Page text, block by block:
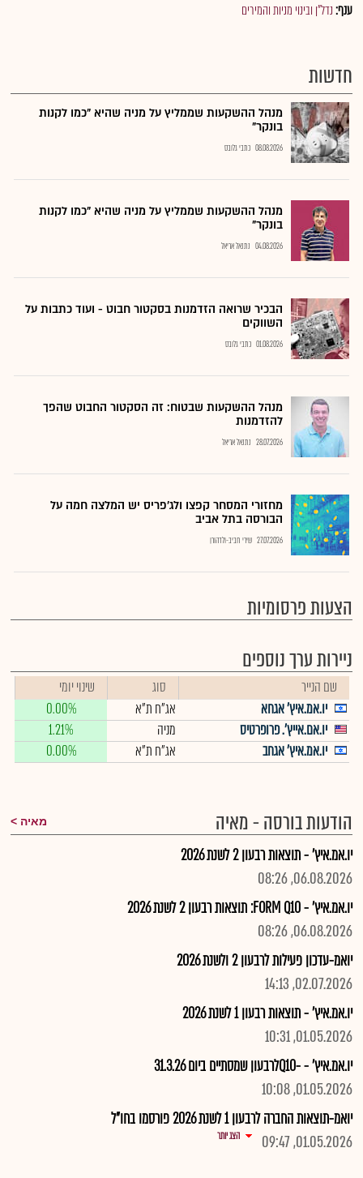
ענף:נדל"ן ובינוי מניות והמירים
חדשות
מנהל ההשקעות שממליץ על מניה שהיא "כמו לקנות
בונקר"
08.08.2026 כתבי גלובס
מנהל ההשקעות שממליץ על מניה שהיא "כמו לקנות
בונקר"
04.08.2026 נתנאל אריאל
הבכיר שרואה הזדמנות בסקטור חבוט - ועוד כתבות על
השווקים
01.08.2026 כתבי גלובס
מנהל ההשקעות שבטוח: זה הסקטור החבוט שהפך
להזדמנות
28.07.2026 נתנאל אריאל
מחזורי המסחר קפצו ולג'פריס יש המלצה חמה על
הבורסה בתל אביב
27.07.2026 שירי חביב-ולדהורן
הצעות פרסומיות
ניירות ערך נוספים
שם הנייר סוג
שינוי יומי
יו.אמ.איץ' אגחא
אג"ח ת"א
0.00%
יו.אם.אייץ'. פרופרטיס
מניה
1.21%
יו.אמ.איץ' אגחב
אג"ח ת"א 0.00%
הודעות בורסה - מאיה מאיה
יו.אמ.איץ' - תוצאות רבעון 2 לשנת 2026
06.08.2026, 08:26
יו.אמ.איץ' - FORM Q10: תוצאות רבעון 2 לשנת 2026
06.08.2026, 08:26
יואמ-עדכון פעילות לרבעון 2 ולשנת 2026
02.07.2026, 14:13
יו.אמ.איץ' - תוצאות רבעון 1 לשנת 2026
01.05.2026, 10:31
יו.אמ.איץ' - -Q10לרבעון שמסתיים ביום 31.3.26
01.05.2026, 10:08
יואמ-תוצאות החברה לרבעון 1 לשנת 2026 פורסמו בחו"ל
01.05.2026, 09:47
הצג יותר